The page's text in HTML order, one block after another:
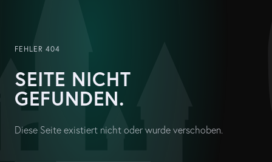
FEHLER 404
SEITE NICHT
GEFUNDEN.
Diese Seite existiert nicht oder wurde verschoben.